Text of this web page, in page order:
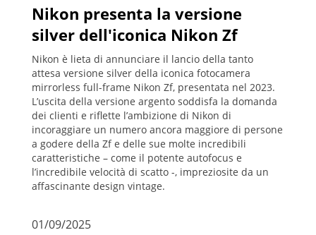
Nikon presenta la versione
silver dell'iconica Nikon Zf
Nikon è lieta di annunciare il lancio della tanto
attesa versione silver della iconica fotocamera
mirrorless full-frame Nikon Zf, presentata nel 2023.
L’uscita della versione argento soddisfa la domanda
dei clienti e riflette l’ambizione di Nikon di
incoraggiare un numero ancora maggiore di persone
a godere della Zf e delle sue molte incredibili
caratteristiche – come il potente autofocus e
l’incredibile velocità di scatto -, impreziosite da un
affascinante design vintage.
01/09/2025